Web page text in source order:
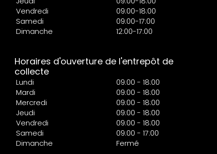
Vendredi
09:00-18:00
Samedi
09:00-17:00
Dimanche
12:00-17:00
Horaires d'ouverture de l'entrepôt de
collecte
Lundi
09:00 - 18:00
Mardi
09:00 - 18:00
Mercredi
09:00 - 18:00
Jeudi
09:00 - 18:00
Vendredi
09:00 - 18:00
Samedi
09:00 - 17:00
Dimanche
Fermé